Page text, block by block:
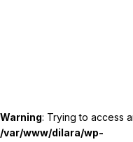
Warning: Trying to access
/var/www/dilara/wp-